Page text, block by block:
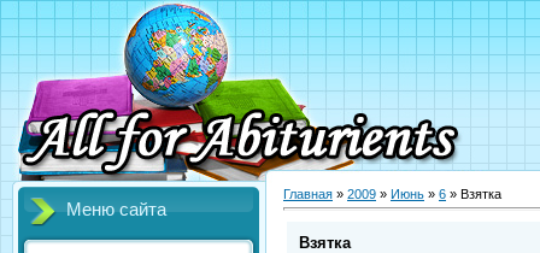
Меню сайта
Главная » 2009 » Июнь » 6 » Взятка
Взятка